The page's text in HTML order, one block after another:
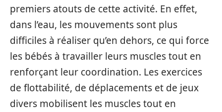
premiers atouts de cette activité. En effet,
dans l’eau, les mouvements sont plus
difficiles à réaliser qu’en dehors, ce qui force
les bébés à travailler leurs muscles tout en
renforçant leur coordination. Les exercices
de flottabilité, de déplacements et de jeux
divers mobilisent les muscles tout en